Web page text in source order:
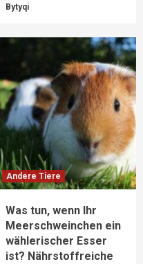
Bytyqi
Andere Tiere
Was tun, wenn Ihr
Meerschweinchen ein
wählerischer Esser
ist? Nährstoffreiche